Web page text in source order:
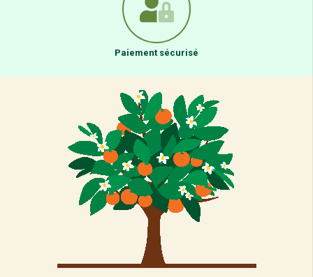
Paiement sécurisé